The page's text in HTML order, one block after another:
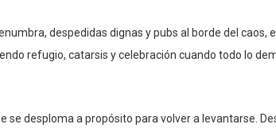
despedidas dignas y pubs al borde del caos,
refugio, catarsis y celebración cuando todo lo
se desploma a propósito para volver a levantarse.